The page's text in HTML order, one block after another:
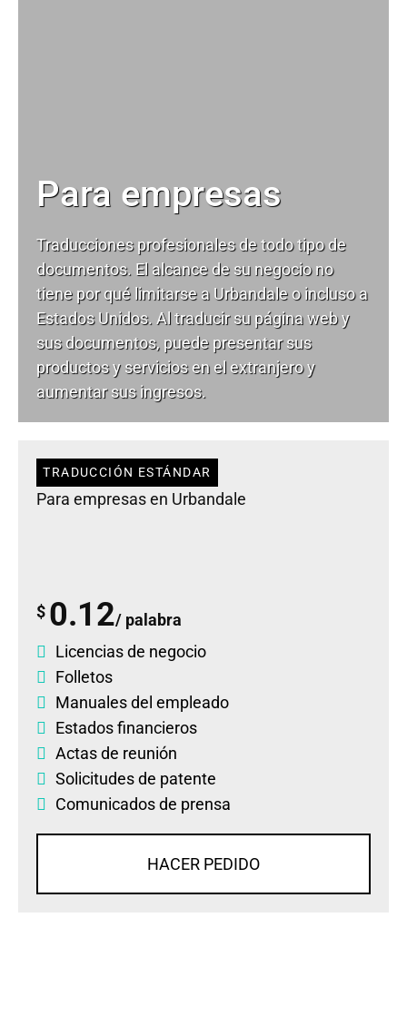
Para empresas
Traducciones profesionales de todo tipo de
documentos. El alcance de su negocio no
tiene por qué limitarse a Urbandale o incluso a
Estados Unidos. Al traducir su página web y
sus documentos, puede presentar sus
productos y servicios en el extranjero y
aumentar sus ingresos.
TRADUCCIÓN ESTÁNDAR
Para empresas en Urbandale
$ 0.12/ palabra
Licencias de negocio
Folletos
Manuales del empleado
Estados financieros
Actas de reunión
Solicitudes de patente
Comunicados de prensa
HACER PEDIDO